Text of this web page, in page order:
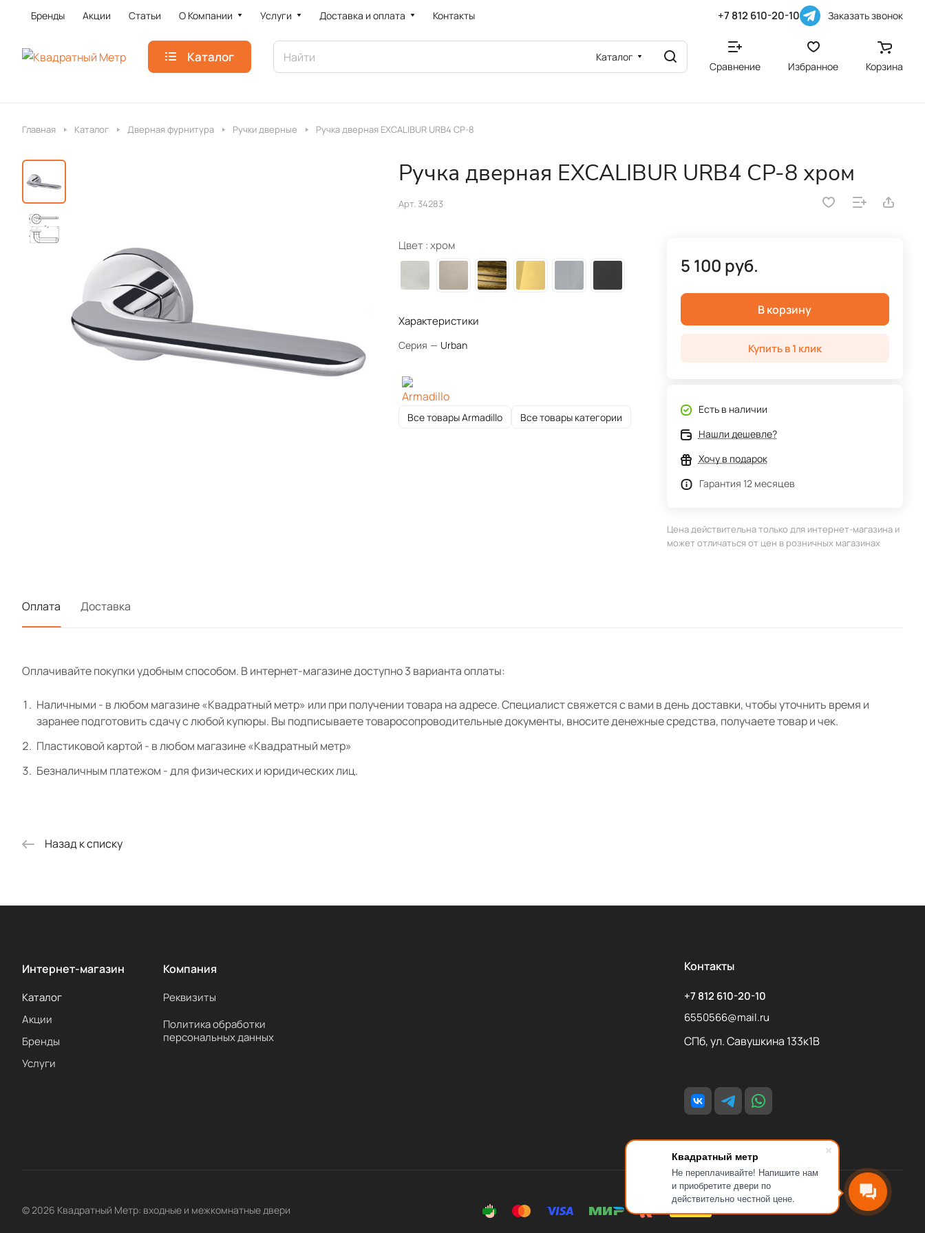
Квадратный метр
Не переплачивайте! Напишите нам
и приобретите двери по
действительно честной цене.
Бренды Акции Статьи О Компании Услуги Доставка и оплата Контакты +7 812 610-20-10 Заказать звонок
Каталог Каталог
Сравнение Избранное Корзина
Главная Каталог Дверная фурнитура Ручки дверные Ручка дверная EXCALIBUR URB4 СР-8
Ручка дверная EXCALIBUR URB4 СР-8 хром
Арт. 34283
Цвет :хром
Характеристики
Серия — Urban
Все товары Armadillo Все товары категории
5 100 руб.
В корзину
Купить в 1 клик
Есть в наличии
Нашли дешевле?
Хочу в подарок
Гарантия 12 месяцев
Цена действительна только для интернет-магазина и
может отличаться от цен в розничных магазинах
Оплата Доставка
Оплачивайте покупки удобным способом. В интернет-магазине доступно 3 варианта оплаты:
Наличными - в любом магазине «Квадратный метр» или при получении товара на адресе. Специалист свяжется с вами в день доставки, чтобы уточнить время и
заранее подготовить сдачу с любой купюры. Вы подписываете товаросопроводительные документы, вносите денежные средства, получаете товар и чек.
Пластиковой картой - в любом магазине «Квадратный метр»
Безналичным платежом - для физических и юридических лиц.
Назад к списку
Интернет-магазин
Каталог
Акции
Бренды
Услуги
Компания
Реквизиты
Политика обработки
персональных данных
Контакты
+7 812 610-20-10
6550566@mail.ru
СПб, ул. Савушкина 133к1В
© 2026 Квадратный Метр: входные и межкомнатные двери